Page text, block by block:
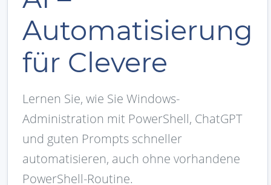
Automatisierung
für Clevere
Lernen Sie, wie Sie Windows-
Administration mit PowerShell, ChatGPT
und guten Prompts schneller
automatisieren, auch ohne vorhandene
PowerShell-Routine.